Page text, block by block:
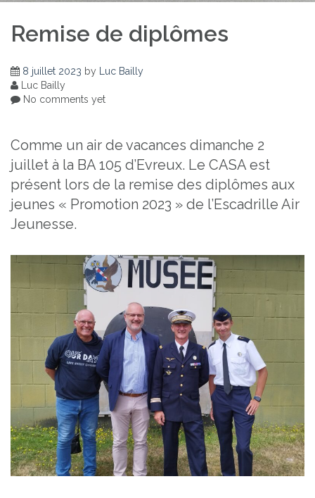
Remise de diplômes
8 juillet 2023 by Luc Bailly
Luc Bailly
No comments yet
Comme un air de vacances dimanche 2
juillet à la BA 105 d’Evreux. Le CASA est
présent lors de la remise des diplômes aux
jeunes « Promotion 2023 » de l’Escadrille Air
Jeunesse.